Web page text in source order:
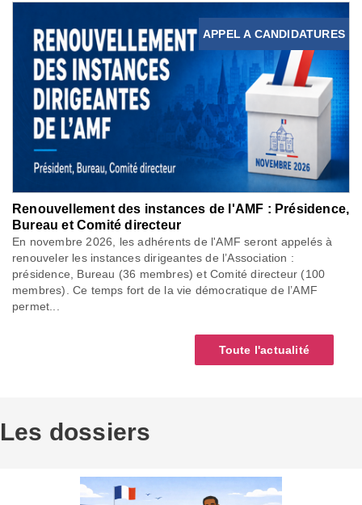
APPEL A CANDIDATURES
Renouvellement des instances de l'AMF : Présidence,
Bureau et Comité directeur
En novembre 2026, les adhérents de l'AMF seront appelés à
renouveler les instances dirigeantes de l’Association :
présidence, Bureau (36 membres) et Comité directeur (100
membres). Ce temps fort de la vie démocratique de l’AMF
permet...
Toute l'actualité
Les dossiers